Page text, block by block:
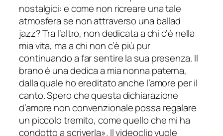
nostalgici: e come non ricreare una tale
atmosfera se non attraverso una ballad
jazz? Tra l’altro, non dedicata a chi c’è nella
mia vita, ma a chi non c’è più pur
continuando a far sentire la sua presenza. Il
brano è una dedica a mia nonna paterna,
dalla quale ho ereditato anche l’amore per il
canto. Spero che questa dichiarazione
d’amore non convenzionale possa regalare
un piccolo tremito, come quello che mi ha
condotto a scriverla». Il videoclip vuole